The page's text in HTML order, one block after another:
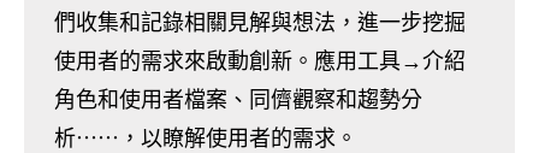
們收集和記錄相關見解與想法，進一步挖掘
使用者的需求來啟動創新。應用工具→介紹
角色和使用者檔案、同儕觀察和趨勢分
析⋯⋯，以瞭解使用者的需求。